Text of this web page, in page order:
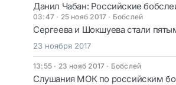
Данил Чабан: Российские
03:47 · 25 нояб 2017 · Бобслей
Сергеева и Шокшуева стали
23 ноября 2017
13:55 · 23 нояб 2017 · Бобслей
Слушания МОК по российским